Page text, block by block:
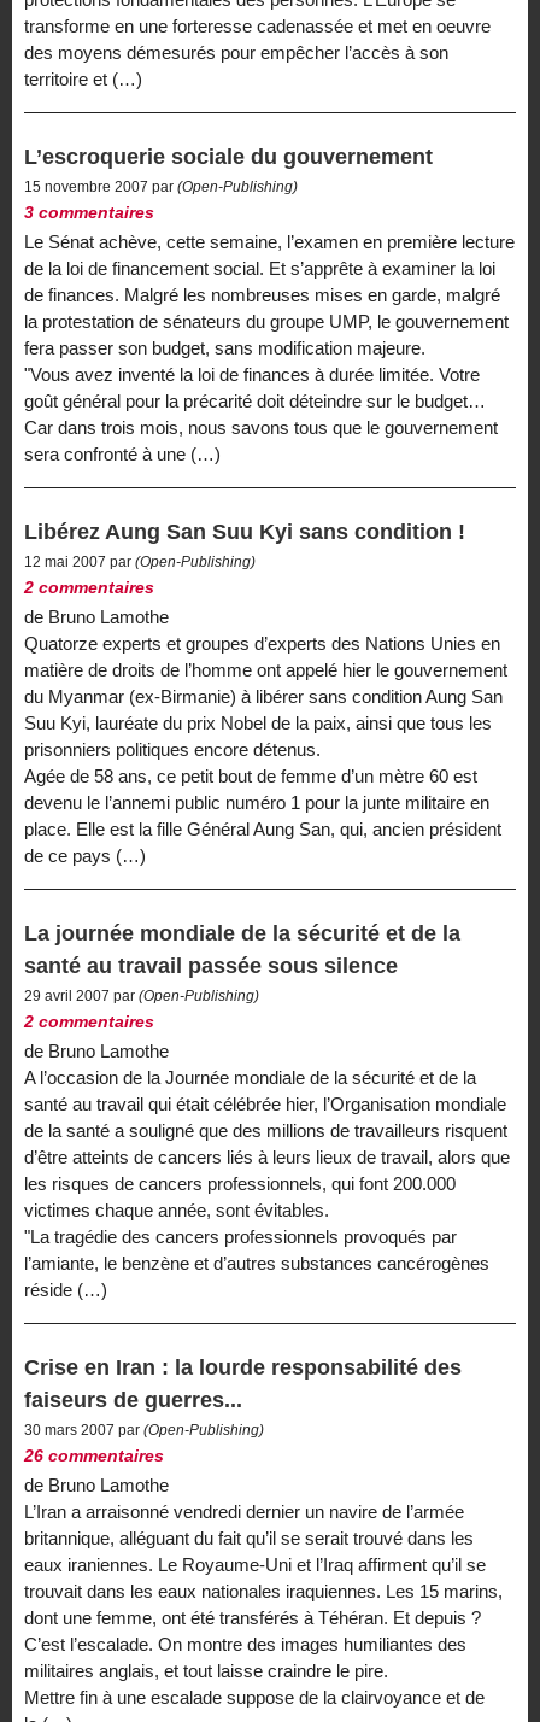
transforme en une forteresse cadenassée et met en oeuvre
des moyens démesurés pour empêcher l’accès à son
territoire et (…)
L’escroquerie sociale du gouvernement
15 novembre 2007 par (Open-Publishing)
3 commentaires
Le Sénat achève, cette semaine, l’examen en première lecture
de la loi de financement social. Et s’apprête à examiner la loi
de finances. Malgré les nombreuses mises en garde, malgré
la protestation de sénateurs du groupe UMP, le gouvernement
fera passer son budget, sans modification majeure.
"Vous avez inventé la loi de finances à durée limitée. Votre
goût général pour la précarité doit déteindre sur le budget…
Car dans trois mois, nous savons tous que le gouvernement
sera confronté à une (…)
Libérez Aung San Suu Kyi sans condition !
12 mai 2007 par (Open-Publishing)
2 commentaires
de Bruno Lamothe
Quatorze experts et groupes d’experts des Nations Unies en
matière de droits de l’homme ont appelé hier le gouvernement
du Myanmar (ex-Birmanie) à libérer sans condition Aung San
Suu Kyi, lauréate du prix Nobel de la paix, ainsi que tous les
prisonniers politiques encore détenus.
Agée de 58 ans, ce petit bout de femme d’un mètre 60 est
devenu le l’annemi public numéro 1 pour la junte militaire en
place. Elle est la fille Général Aung San, qui, ancien président
de ce pays (…)
La journée mondiale de la sécurité et de la
santé au travail passée sous silence
29 avril 2007 par (Open-Publishing)
2 commentaires
de Bruno Lamothe
A l’occasion de la Journée mondiale de la sécurité et de la
santé au travail qui était célébrée hier, l’Organisation mondiale
de la santé a souligné que des millions de travailleurs risquent
d’être atteints de cancers liés à leurs lieux de travail, alors que
les risques de cancers professionnels, qui font 200.000
victimes chaque année, sont évitables.
"La tragédie des cancers professionnels provoqués par
l’amiante, le benzène et d’autres substances cancérogènes
réside (…)
Crise en Iran : la lourde responsabilité des
faiseurs de guerres...
30 mars 2007 par (Open-Publishing)
26 commentaires
de Bruno Lamothe
L’Iran a arraisonné vendredi dernier un navire de l’armée
britannique, alléguant du fait qu’il se serait trouvé dans les
eaux iraniennes. Le Royaume-Uni et l’Iraq affirment qu’il se
trouvait dans les eaux nationales iraquiennes. Les 15 marins,
dont une femme, ont été transférés à Téhéran. Et depuis ?
C’est l’escalade. On montre des images humiliantes des
militaires anglais, et tout laisse craindre le pire.
Mettre fin à une escalade suppose de la clairvoyance et de